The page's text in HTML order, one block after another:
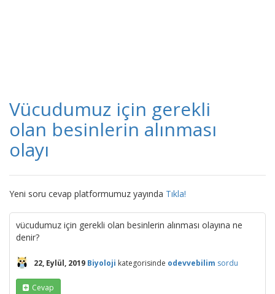
Vücudumuz için gerekli
olan besinlerin alınması
olayı
Yeni soru cevap platformumuz yayında Tıkla!
vücudumuz için gerekli olan besinlerin alınması olayına ne
denir?
22, Eylül, 2019 Biyoloji kategorisinde odevvebilim sordu
Cevap